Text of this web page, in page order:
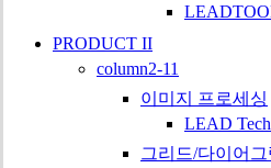
PRODUCT II
column2-11
이미지 프로세싱
LEAD
그리드/다이어